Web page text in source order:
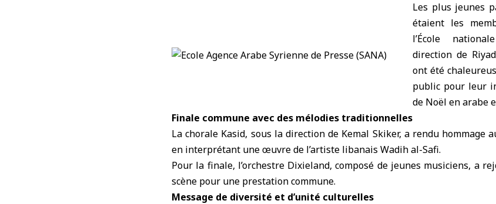
Les plus jeunes
étaient les
l’École
direction de
ont été
public pour leur
de Noël en arabe
Finale commune avec des mélodies traditionnelles
La chorale Kasid, sous la direction de Kemal Skiker, a rendu hommage
en interprétant une œuvre de l’artiste libanais Wadih al-Safi.
Pour la finale, l’orchestre Dixieland, composé de jeunes musiciens, a
scène pour une prestation commune.
Message de diversité et d’unité culturelles